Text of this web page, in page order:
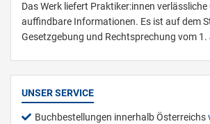
Das Werk liefert Praktiker:innen
auffindbare Informationen. Es ist auf dem
Gesetzgebung und Rechtsprechung vom
UNSER SERVICE
Buchbestellungen innerhalb Österreichs